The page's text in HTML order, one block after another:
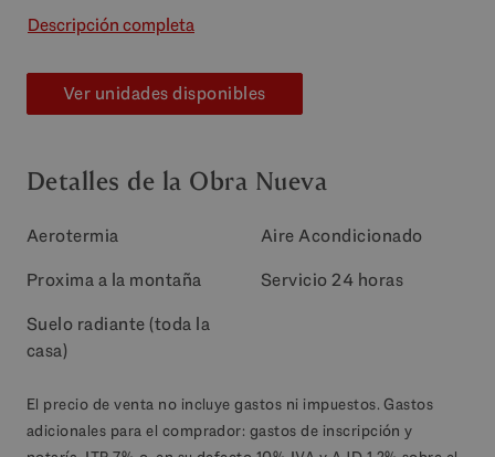
Descripción completa
Ver unidades disponibles
Detalles de la Obra Nueva
Aerotermia
Aire Acondicionado
Proxima a la montaña
Servicio 24 horas
Suelo radiante (toda la
casa)
El precio de venta no incluye gastos ni impuestos. Gastos
adicionales para el comprador: gastos de inscripción y